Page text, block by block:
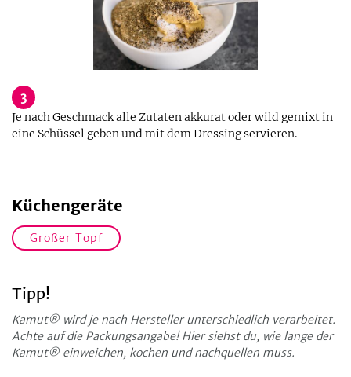
3
Je nach Geschmack alle Zutaten akkurat oder wild gemixt in
eine Schüssel geben und mit dem Dressing servieren.
Küchengeräte
Großer Topf
Tipp!
Kamut® wird je nach Hersteller unterschiedlich verarbeitet.
Achte auf die Packungsangabe! Hier siehst du, wie lange der
Kamut® einweichen, kochen und nachquellen muss.